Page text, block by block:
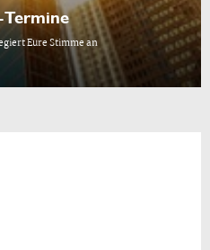
Termine
Eure Stimme an